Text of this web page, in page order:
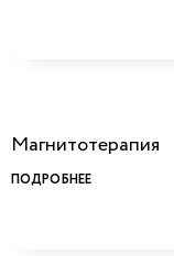
Магнитотерапия
ПОДРОБНЕЕ